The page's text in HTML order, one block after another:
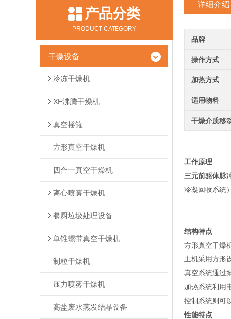
产品分类
PRODUCT CATEGORY
干燥设备
冷冻干燥机
XF沸腾干燥机
真空摇罐
方形真空干燥机
四合一真空干燥机
离心喷雾干燥机
餐厨垃圾处理设备
单锥螺带真空干燥机
制粒干燥机
压力喷雾干燥机
高盐废水蒸发结晶设备
详细介绍
品牌
操作方式
加热方式
适用物料
干燥介质移
工作原理
三元前驱体脉
冷凝回收系统
结构特点
方形真空干燥
主机采用方形
真空系统通过
加热系统利用
控制系统则可
性能特点